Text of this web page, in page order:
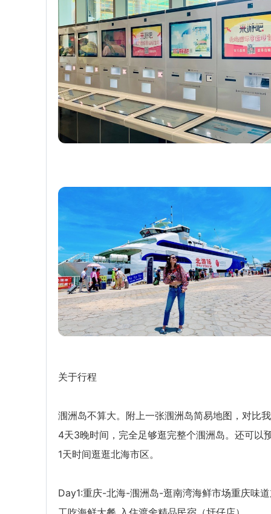
关于行程
涠洲岛不算大。附上一张涠洲岛简易地图，对比
4天3晚时间，完全足够逛完整个涠洲岛。还可以
1天时间逛逛北海市区。
Day1:重庆-北海-涠洲岛-逛南湾海鲜市场重庆味